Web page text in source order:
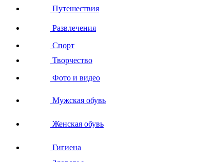
Путешествия
Развлечения
Спорт
Творчество
Фото и видео
Мужская обувь
Женская обувь
Гигиена